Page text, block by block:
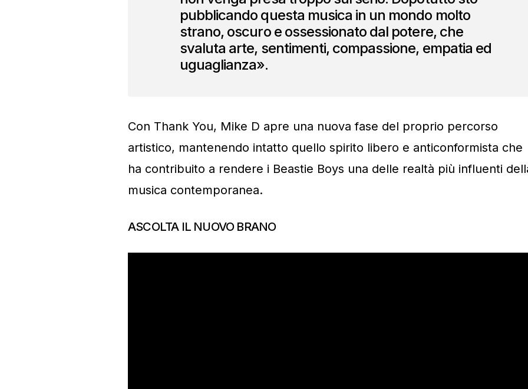
pubblicando questa musica in un mondo molto
strano, oscuro e ossessionato dal potere, che
svaluta arte, sentimenti, compassione, empatia ed
uguaglianza».
Con Thank You, Mike D apre una nuova fase del proprio percorso
artistico, mantenendo intatto quello spirito libero e anticonformista che
ha contribuito a rendere i Beastie Boys una delle realtà più influenti
musica contemporanea.
ASCOLTA IL NUOVO BRANO